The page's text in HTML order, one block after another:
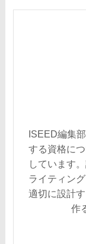
ISEED編集
する資格に
しています
ライティン
適切に設計
作